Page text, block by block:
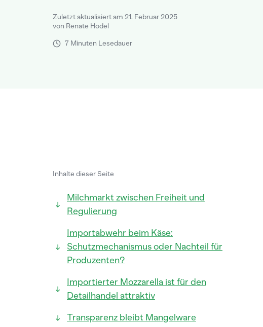
Zuletzt aktualisiert am 21. Februar 2025
von Renate Hodel
7 Minuten Lesedauer
Inhalte dieser Seite
Milchmarkt zwischen Freiheit und
Regulierung
Importabwehr beim Käse:
Schutzmechanismus oder Nachteil für
Produzenten?
Importierter Mozzarella ist für den
Detailhandel attraktiv
Transparenz bleibt Mangelware